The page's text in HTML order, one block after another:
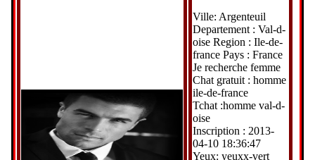
Ville: Argenteuil
Departement : Val-d-
oise Region : Ile-de-
france Pays : France
Je recherche femme
Chat gratuit : homme
ile-de-france
Tchat :homme val-d-
oise
Inscription : 2013-
04-10 18:36:47
Yeux: yeuxx-vert